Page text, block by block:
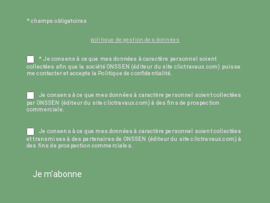
* champs obligatoires
politique de gestion des données
* Je consens à ce que mes données à caractère personnel soient
collectées afin que la société ONSSEN (éditeur du site clictravaux.com) puisse
me contacter et accepte la Politique de confidentialité.
Je consens à ce que mes données à caractère personnel soient collectées
par ONSSEN (éditeur du site clictravaux.com) à des fins de prospection
commerciale.
Je consens à ce que mes données à caractère personnel soient collectées
et transmises à des partenaires de ONSSEN (éditeur du site clictravaux.com) à
des fins de prospection commerciales.
Je m'abonne